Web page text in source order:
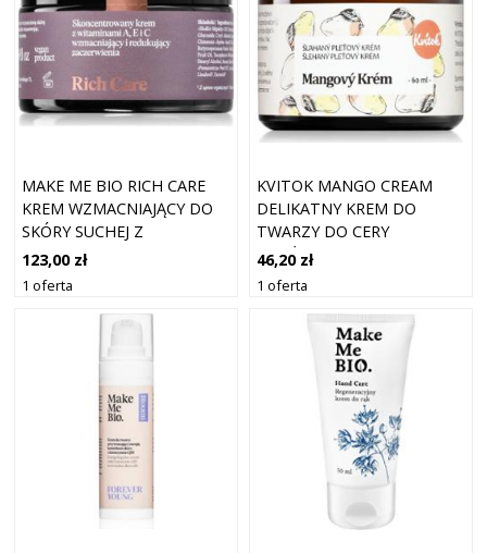
MAKE ME BIO RICH CARE
KREM WZMACNIAJĄCY DO
SKÓRY SUCHEJ Z
TENDENCJĄ DO
ZACZERWIENIEŃ 50 ML
123,00 zł
1 oferta
KVITOK MANGO CREAM
DELIKATNY KREM DO
TWARZY DO CERY
WRAŻLIWEJ I SUCHEJ 60 ML
46,20 zł
1 oferta